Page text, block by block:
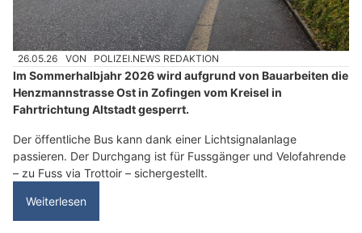
26.05.26 VON POLIZEI.NEWS REDAKTION
Im Sommerhalbjahr 2026 wird aufgrund von Bauarbeiten die
Henzmannstrasse Ost in Zofingen vom Kreisel in
Fahrtrichtung Altstadt gesperrt.
Der öffentliche Bus kann dank einer Lichtsignalanlage
passieren. Der Durchgang ist für Fussgänger und Velofahrende
– zu Fuss via Trottoir – sichergestellt.
Weiterlesen